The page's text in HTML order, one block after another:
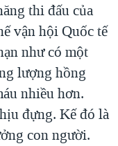
thi đấu của
vận hội Quốc tế
như có một
lượng hồng
nhiều hơn.
đựng. Kế đó là
con người.